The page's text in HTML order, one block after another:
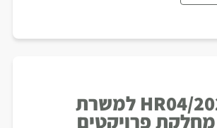
מכרז HR04/2025 למשרת
פרויקטים